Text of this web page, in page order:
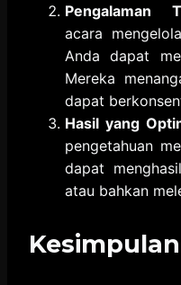
Pengalaman
acara
Anda dapat
Mereka
dapat
Hasil yang
pengetahuan
dapat
atau bahkan
Kesimpulan